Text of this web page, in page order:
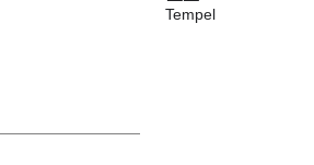
Tempel